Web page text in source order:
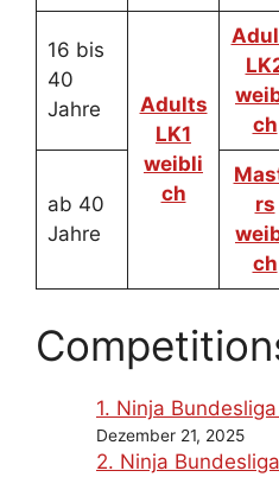
16 bis
40
Jahre
Adults
LK1
weibli
ch
ch
ab 40
Jahre
rs
ch
1. Ninja
Dezember 21, 2025
2. Ninja